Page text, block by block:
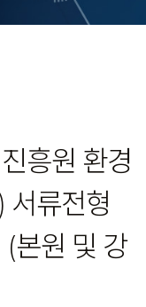
흥원 환경
서류전형
본원 및 강